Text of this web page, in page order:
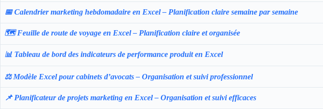
📅 Calendrier marketing hebdomadaire en Excel – Planification claire semaine par semaine
🗺️ Feuille de route de voyage en Excel – Planification claire et organisée
📊 Tableau de bord des indicateurs de performance produit en Excel
⚖️ Modèle Excel pour cabinets d’avocats – Organisation et suivi professionnel
📌 Planificateur de projets marketing en Excel – Organisation et suivi efficaces